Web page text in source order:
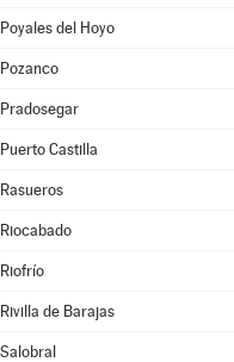
Poyales del Hoyo
Pozanco
Pradosegar
Puerto Castilla
Rasueros
Riocabado
Riofrío
Rivilla de Barajas
Salobral